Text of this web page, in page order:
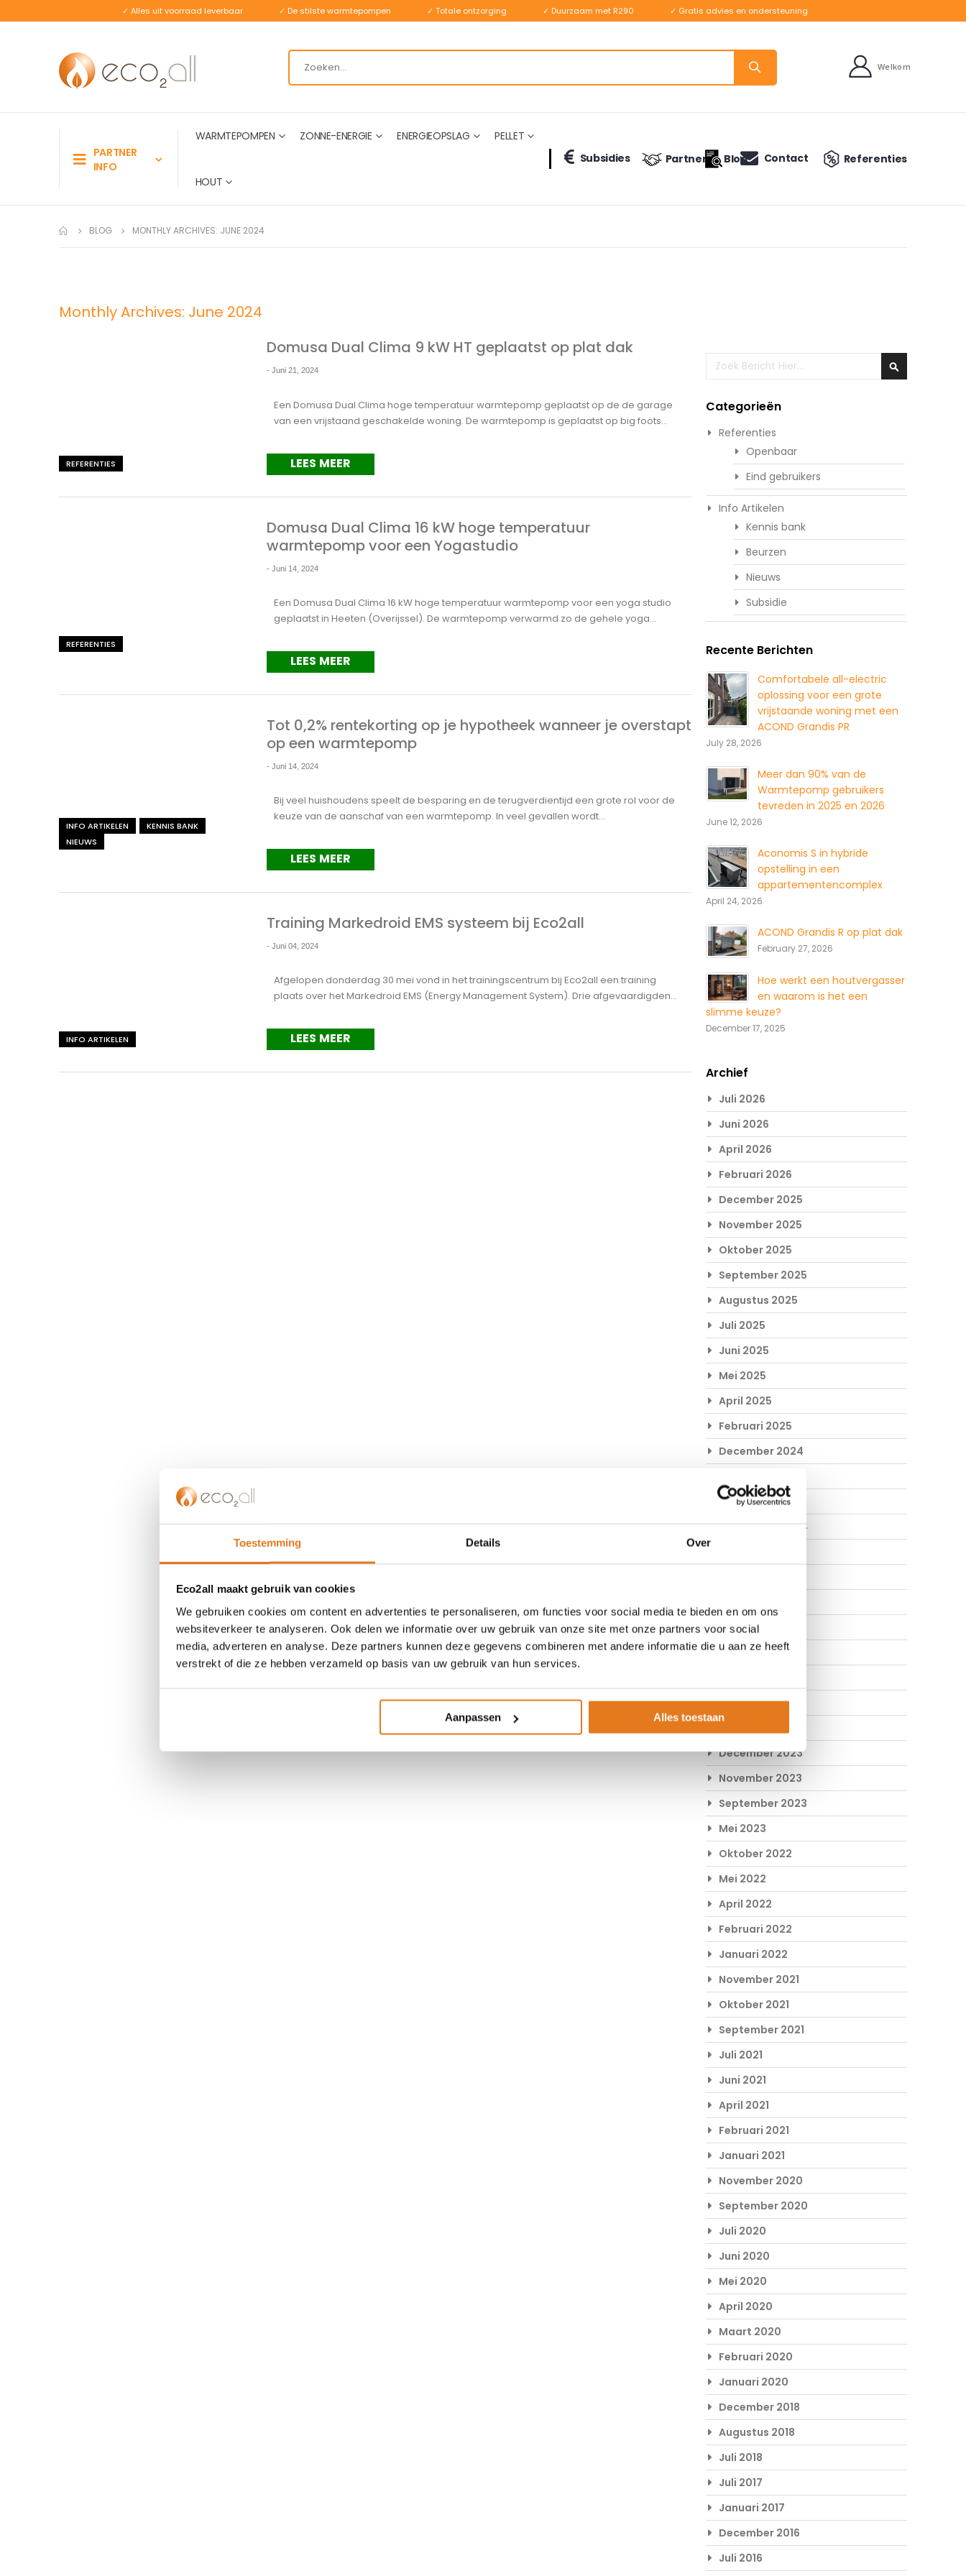
Toestemming Details Over
Eco2all maakt gebruik van cookies
We gebruiken cookies om content en advertenties te personaliseren, om functies voor social media te bieden en om ons
websiteverkeer te analyseren. Ook delen we informatie over uw gebruik van onze site met onze partners voor social
media, adverteren en analyse. Deze partners kunnen deze gegevens combineren met andere informatie die u aan ze heeft
verstrekt of die ze hebben verzameld op basis van uw gebruik van hun services.
Aanpassen Alles toestaan
✓ Alles uit voorraad leverbaar ✓ De stilste warmtepompen ✓ Totale ontzorging ✓ Duurzaam met R290 ✓ Gratis advies en ondersteuning
Welkom
PARTNER
INFO
WARMTEPOMPEN ZONNE-ENERGIE ENERGIEOPSLAG PELLET
HOUT
Subsidies Partners Blog Contact Referenties
BLOG MONTHLY ARCHIVES: JUNE 2024
Monthly Archives: June 2024
REFERENTIES
Domusa Dual Clima 9 kW HT geplaatst op plat dak
- Juni 21, 2024
Een Domusa Dual Clima hoge temperatuur warmtepomp geplaatst op de de garage
van een vrijstaand geschakelde woning. De warmtepomp is geplaatst op big foots...
LEES MEER
REFERENTIES
Domusa Dual Clima 16 kW hoge temperatuur
warmtepomp voor een Yogastudio
- Juni 14, 2024
Een Domusa Dual Clima 16 kW hoge temperatuur warmtepomp voor een yoga studio
geplaatst in Heeten (Overijssel). De warmtepomp verwarmd zo de gehele yoga...
LEES MEER
INFO ARTIKELEN
KENNIS BANK
NIEUWS
Tot 0,2% rentekorting op je hypotheek wanneer je overstapt
op een warmtepomp
- Juni 14, 2024
Bij veel huishoudens speelt de besparing en de terugverdientijd een grote rol voor de
keuze van de aanschaf van een warmtepomp. In veel gevallen wordt...
LEES MEER
INFO ARTIKELEN
Training Markedroid EMS systeem bij Eco2all
- Juni 04, 2024
Afgelopen donderdag 30 mei vond in het trainingscentrum bij Eco2all een training
plaats over het Markedroid EMS (Energy Management System). Drie afgevaardigden...
LEES MEER
Zoeken
Categorieën
Referenties
Openbaar
Eind gebruikers
Info Artikelen
Kennis bank
Beurzen
Nieuws
Subsidie
Recente Berichten
Comfortabele all-electric
oplossing voor een grote
vrijstaande woning met een
ACOND Grandis PR
July 28, 2026
Meer dan 90% van de
Warmtepomp gebruikers
tevreden in 2025 en 2026
June 12, 2026
Aconomis S in hybride
opstelling in een
appartementencomplex
April 24, 2026
ACOND Grandis R op plat dak
February 27, 2026
Hoe werkt een houtvergasser
en waarom is het een
slimme keuze?
December 17, 2025
Archief
Juli 2026
Juni 2026
April 2026
Februari 2026
December 2025
November 2025
Oktober 2025
September 2025
Augustus 2025
Juli 2025
Juni 2025
Mei 2025
April 2025
Februari 2025
December 2024
Oktober 2024
September 2024
Mei 2024
April 2024
Februari 2024
December 2023
November 2023
September 2023
Mei 2023
Oktober 2022
Mei 2022
April 2022
Februari 2022
Januari 2022
November 2021
Oktober 2021
September 2021
Juli 2021
Juni 2021
April 2021
Februari 2021
Januari 2021
November 2020
September 2020
Juli 2020
Juni 2020
Mei 2020
April 2020
Maart 2020
Februari 2020
Januari 2020
December 2018
Augustus 2018
Juli 2018
Juli 2017
Januari 2017
December 2016
Juli 2016